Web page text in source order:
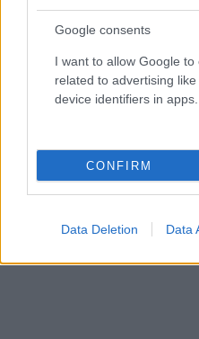
Google consents
I want to allow Google to
related to advertising
device identifiers in apps.
CONFIRM
Data Deletion Data
Βουλγαρία
Μεγάλου